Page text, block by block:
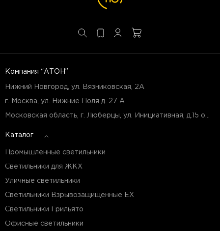
Компания “АТОН”
Нижний Новгород, ул. Вязниковская, 2А
г. Москва, ул. Нижние Поля д. 27 А
Каталог
Промышленные светильники
Светильники для ЖКХ
Уличные светильники
Светильники Взрывозащищенные EX
Светильники Грильято
Офисные светильники